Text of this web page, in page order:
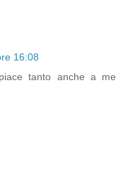
16:08
tanto anche a me